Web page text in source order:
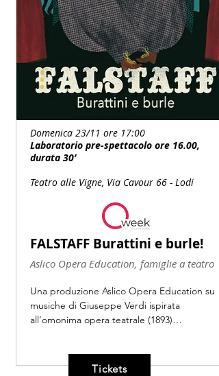
Domenica 23/11 ore 17:00
Laboratorio pre-spettacolo ore 16.00,
durata 30’
Teatro alle Vigne, Via Cavour 66 - Lodi
FALSTAFF Burattini e burle!
Aslico Opera Education, famiglie a teatro
Una produzione Aslico Opera Education su
musiche di Giuseppe Verdi ispirata
all’omonima opera teatrale (1893)
scanzonato che, a corto di denaro, escogita
Tickets